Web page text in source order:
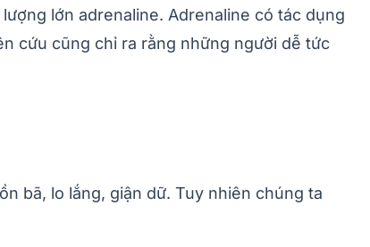
lớn adrenaline. Adrenaline có tác dụng
cứu cũng chỉ ra rằng những người dễ tức
bã, lo lắng, giận dữ. Tuy nhiên chúng ta